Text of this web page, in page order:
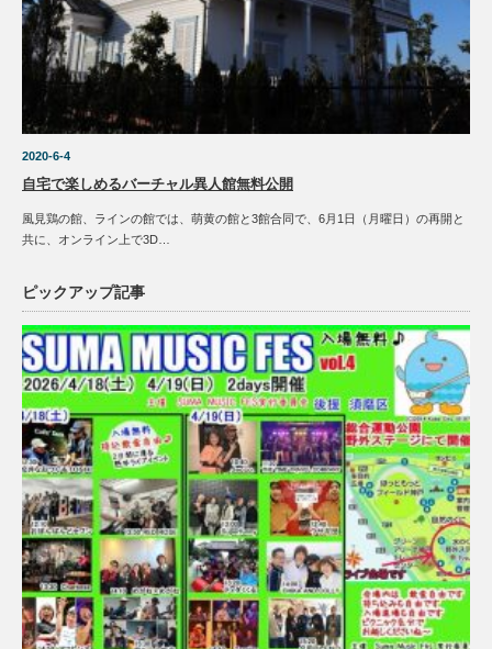
2020-6-4
自宅で楽しめるバーチャル異人館無料公開
風見鶏の館、ラインの館では、萌黄の館と3館合同で、6月1日（月曜日）の再開と
共に、オンライン上で3D…
ピックアップ記事